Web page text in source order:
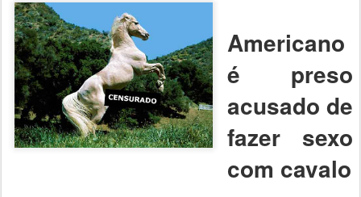
Americano
é preso
acusado de
fazer sexo
com cavalo